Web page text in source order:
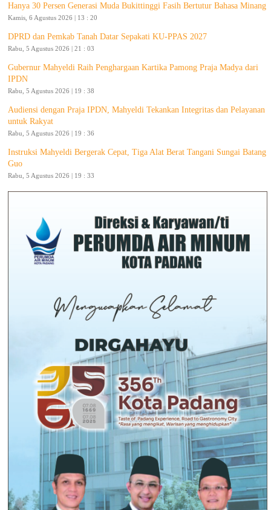
Hanya 30 Persen Generasi Muda Bukittinggi Fasih Bertutur Bahasa Minang
Kamis, 6 Agustus 2026 | 13 : 20
DPRD dan Pemkab Tanah Datar Sepakati KU-PPAS 2027
Rabu, 5 Agustus 2026 | 21 : 03
Gubernur Mahyeldi Raih Penghargaan Kartika Pamong Praja Madya dari
IPDN
Rabu, 5 Agustus 2026 | 19 : 38
Audiensi dengan Praja IPDN, Mahyeldi Tekankan Integritas dan Pelayanan
untuk Rakyat
Rabu, 5 Agustus 2026 | 19 : 36
Instruksi Mahyeldi Bergerak Cepat, Tiga Alat Berat Tangani Sungai Batang
Guo
Rabu, 5 Agustus 2026 | 19 : 33